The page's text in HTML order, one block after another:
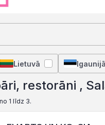
Lietuvā Igaunijā
restorāni ,
1 līdz 3.